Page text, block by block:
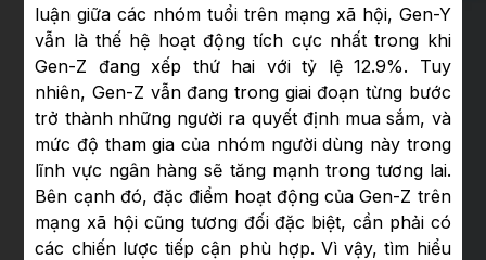
luận giữa các nhóm tuổi trên mạng xã hội, Gen-Y
vẫn là thế hệ hoạt động tích cực nhất trong khi
Gen-Z đang xếp thứ hai với tỷ lệ 12.9%. Tuy
nhiên, Gen-Z vẫn đang trong giai đoạn từng bước
trở thành những người ra quyết định mua sắm, và
mức độ tham gia của nhóm người dùng này trong
lĩnh vực ngân hàng sẽ tăng mạnh trong tương lai.
Bên cạnh đó, đặc điểm hoạt động của Gen-Z trên
mạng xã hội cũng tương đối đặc biệt, cần phải có
các chiến lược tiếp cận phù hợp. Vì vậy, tìm hiểu